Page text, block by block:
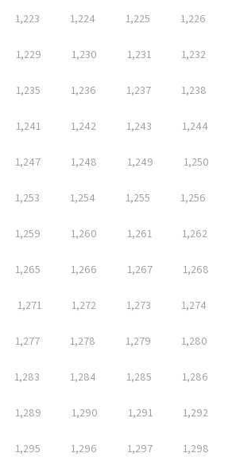
1,223 1,224 1,225 1,226
1,229 1,230 1,231 1,232
1,235 1,236 1,237 1,238
1,241 1,242 1,243 1,244
1,247 1,248 1,249 1,250
1,253 1,254 1,255 1,256
1,259 1,260 1,261 1,262
1,265 1,266 1,267 1,268
1,271 1,272 1,273 1,274
1,277 1,278 1,279 1,280
1,283 1,284 1,285 1,286
1,289 1,290 1,291 1,292
1,295 1,296 1,297 1,298